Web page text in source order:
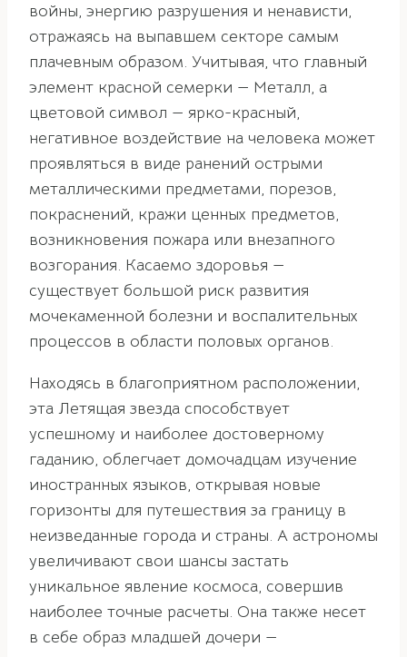
войны, энергию разрушения и ненависти,
отражаясь на выпавшем секторе самым
плачевным образом. Учитывая, что главный
элемент красной семерки — Металл, а
цветовой символ — ярко-красный,
негативное воздействие на человека может
проявляться в виде ранений острыми
металлическими предметами, порезов,
покраснений, кражи ценных предметов,
возникновения пожара или внезапного
возгорания. Касаемо здоровья —
существует большой риск развития
мочекаменной болезни и воспалительных
процессов в области половых органов.
Находясь в благоприятном расположении,
эта Летящая звезда способствует
успешному и наиболее достоверному
гаданию, облегчает домочадцам изучение
иностранных языков, открывая новые
горизонты для путешествия за границу в
неизведанные города и страны. А астрономы
увеличивают свои шансы застать
уникальное явление космоса, совершив
наиболее точные расчеты. Она также несет
в себе образ младшей дочери —